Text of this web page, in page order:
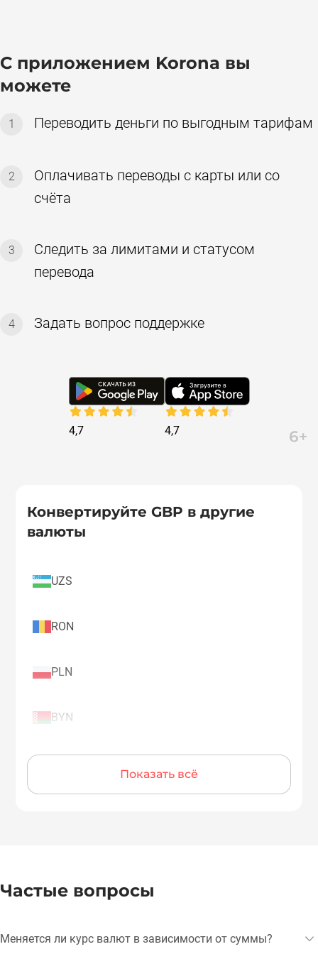
С приложением Korona вы
можете
1 Переводить деньги по выгодным тарифам
2
Оплачивать переводы с карты или со
счёта
3
Следить за лимитами и статусом
перевода
4 Задать вопрос поддержке
4,7 4,7
Конвертируйте GBP в другие
валюты
UZS
RON
PLN
BYN
Показать всё
Частые вопросы
Меняется ли курс валют в зависимости от суммы?